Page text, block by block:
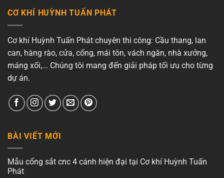
CƠ KHÍ HUỲNH TUẤN PHÁT
Cơ khí Huỳnh Tuấn Phát chuyên thi công: Cầu thang, lan
can, hàng rào, cửa, cổng, mái tôn, vách ngăn, nhà xưởng,
máng xối,... Chúng tôi mang đến giải pháp tối ưu cho từng
dự án.
BÀI VIẾT MỚI
Mẫu cổng sắt cnc 4 cánh hiện đại tại Cơ khí Huỳnh Tuấn
Phát